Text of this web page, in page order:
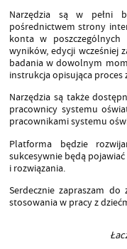
Narzędzia są w pełni
pośrednictwem strony
konta w poszczególnych
wyników, edycji wcześniej
badania w dowolnym
instrukcja opisująca proces
Narzędzia są także
pracownicy systemu
pracownikami systemu
Platforma będzie
sukcesywnie będą
i rozwiązania.
Serdecznie zapraszam
stosowania w pracy z